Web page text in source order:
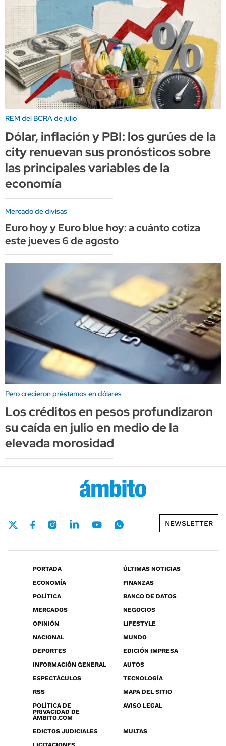
REM del BCRA de julio
Dólar, inflación y PBI: los gurúes de la
city renuevan sus pronósticos sobre
las principales variables de la
economía
Mercado de divisas
Euro hoy y Euro blue hoy: a cuánto cotiza
este jueves 6 de agosto
Pero crecieron préstamos en dólares
Los créditos en pesos profundizaron
su caída en julio en medio de la
elevada morosidad
NEWSLETTER
PORTADA
ÚLTIMAS NOTICIAS
ECONOMÍA
FINANZAS
POLÍTICA
BANCO DE DATOS
MERCADOS
NEGOCIOS
OPINIÓN
LIFESTYLE
NACIONAL
MUNDO
DEPORTES
EDICIÓN IMPRESA
INFORMACIÓN GENERAL
AUTOS
ESPECTÁCULOS
TECNOLOGÍA
RSS
MAPA DEL SITIO
POLÍTICA DE
PRIVACIDAD DE
ÁMBITO.COM
AVISO LEGAL
EDICTOS JUDICIALES
MULTAS